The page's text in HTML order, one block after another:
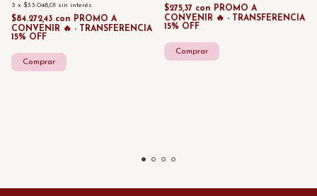
3 x $33.048,01 sin interés
$84.272,43 con PROMO A
CONVENIR 🔥 - TRANSFERENCIA
15% OFF
$275,37 con PROMO A
CONVENIR 🔥 - TRANSFERENCIA
15% OFF